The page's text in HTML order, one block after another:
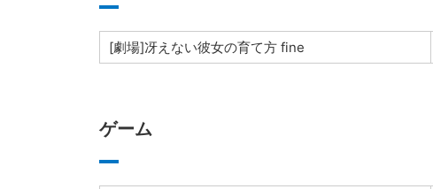
[劇場]冴えない彼女の育て方 fine
ゲーム